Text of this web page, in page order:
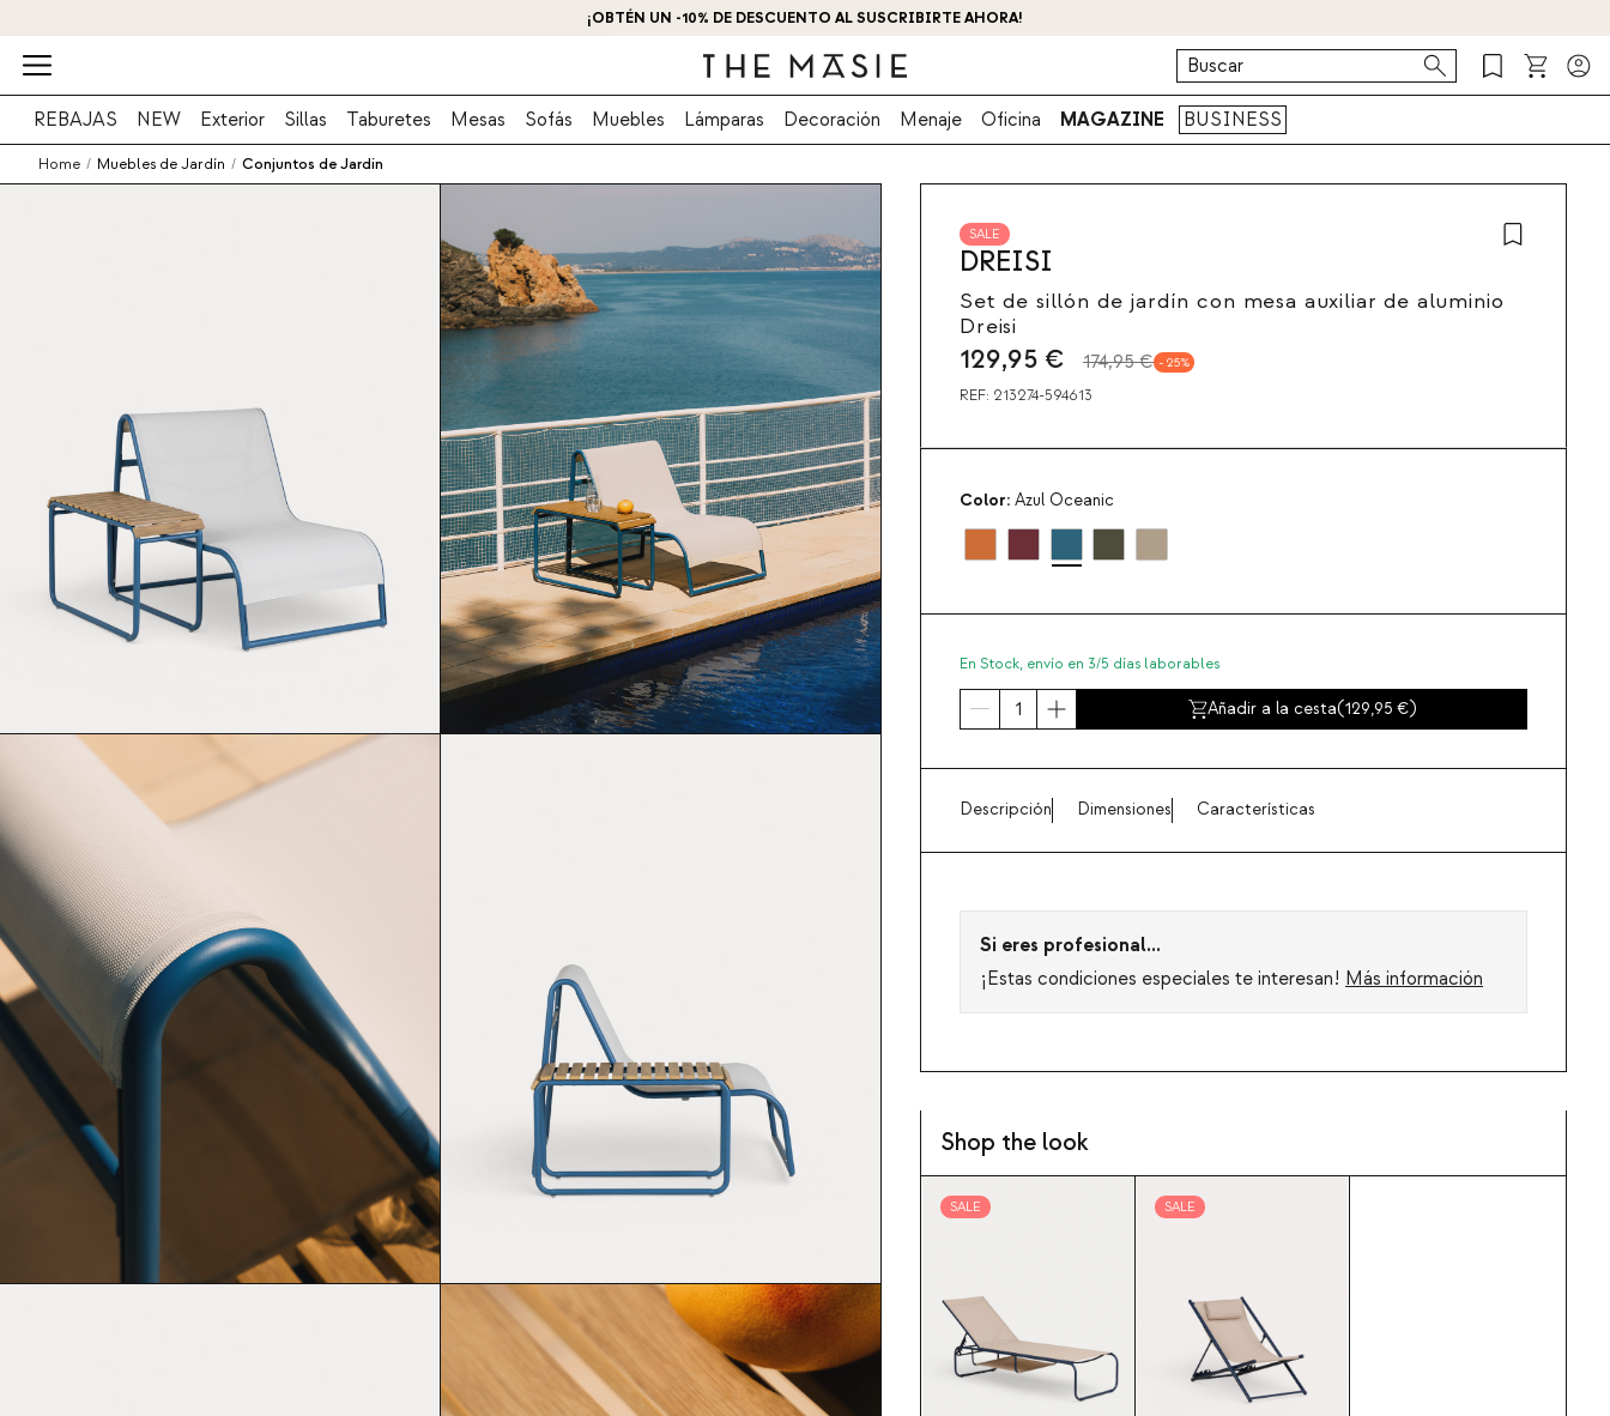
¡OBTÉN UN -10% DE DESCUENTO AL SUSCRIBIRTE AHORA!
REBAJAS NEW Exterior Sillas Taburetes Mesas Sofás Muebles Lámparas Decoración Menaje Oficina MAGAZINE BUSINESS
Home / Muebles de Jardín / Conjuntos de Jardín
SALE
DREISI
Set de sillón de jardín con mesa auxiliar de aluminio
Dreisi
129,95 € 174,95 € 25
REF: 213274-594613
Color: Azul Oceanic
En Stock, envío en 3/5 días laborables
Añadir a la cesta(129,95 )
Descripción Dimensiones Características
Si eres profesional...
¡Estas condiciones especiales te interesan! Más información
Shop the look
SALE SALE